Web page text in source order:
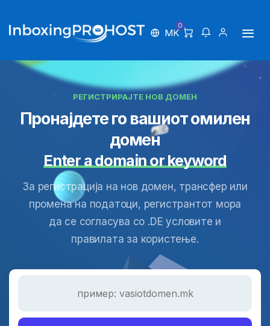
MK
0
РЕГИСТРИРАЈТЕ НОВ ДОМЕН
Пронајдете го вашиот омилен
домен
Enter a domain or keyword
За регистрација на нов домен, трансфер или
промена на податоци, регистрантот мора
да се согласува со .DE условите и
правилата за користење.